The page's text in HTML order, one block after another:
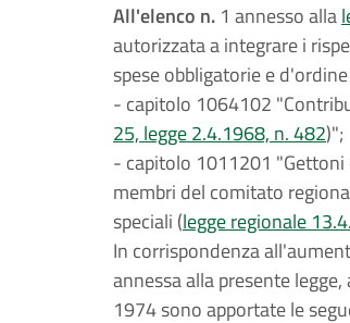
All'elenco n. 1 annesso alla
autorizzata a integrare i
spese obbligatorie e
- capitolo 1064102
25, legge 2.4.1968, n. 482)";
- capitolo 1011201 "Gettoni
membri del comitato
speciali (legge regionale
In corrispondenza
annessa alla presente
1974 sono apportate le